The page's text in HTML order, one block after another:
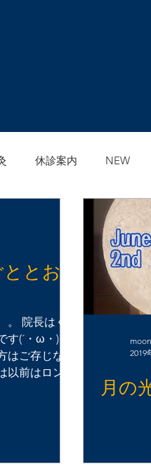
休診案内 NEW
とお
院長はく
(´・ω・) 最
ご存じない
前はロング
2019
月の